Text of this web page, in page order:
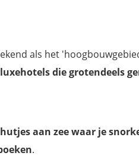
als het
die grotendeels
aan zee waar je
.